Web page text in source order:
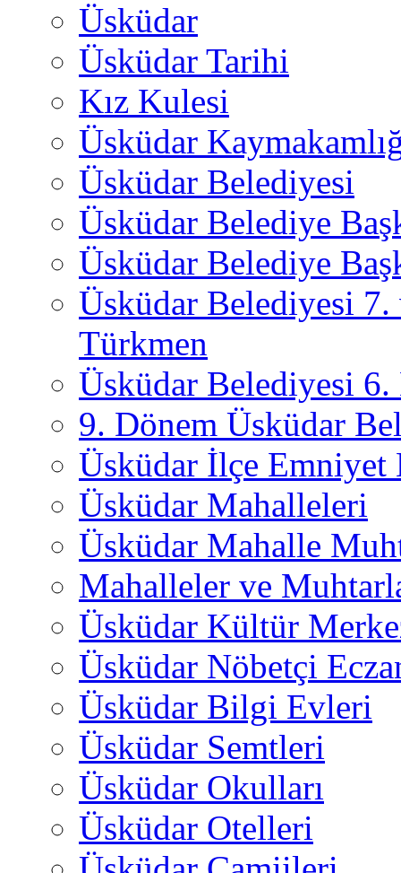
Üsküdar
Üsküdar Tarihi
Kız Kulesi
Üsküdar
Üsküdar Belediyesi
Üsküdar Belediye
Üsküdar Belediye
Üsküdar Belediyesi
Türkmen
Üsküdar Belediyesi 6.
9. Dönem Üsküdar
Üsküdar İlçe
Üsküdar Mahalleleri
Üsküdar Mahalle
Mahalleler ve
Üsküdar Kültür
Üsküdar Nöbetçi
Üsküdar Bilgi Evleri
Üsküdar Semtleri
Üsküdar Okulları
Üsküdar Otelleri